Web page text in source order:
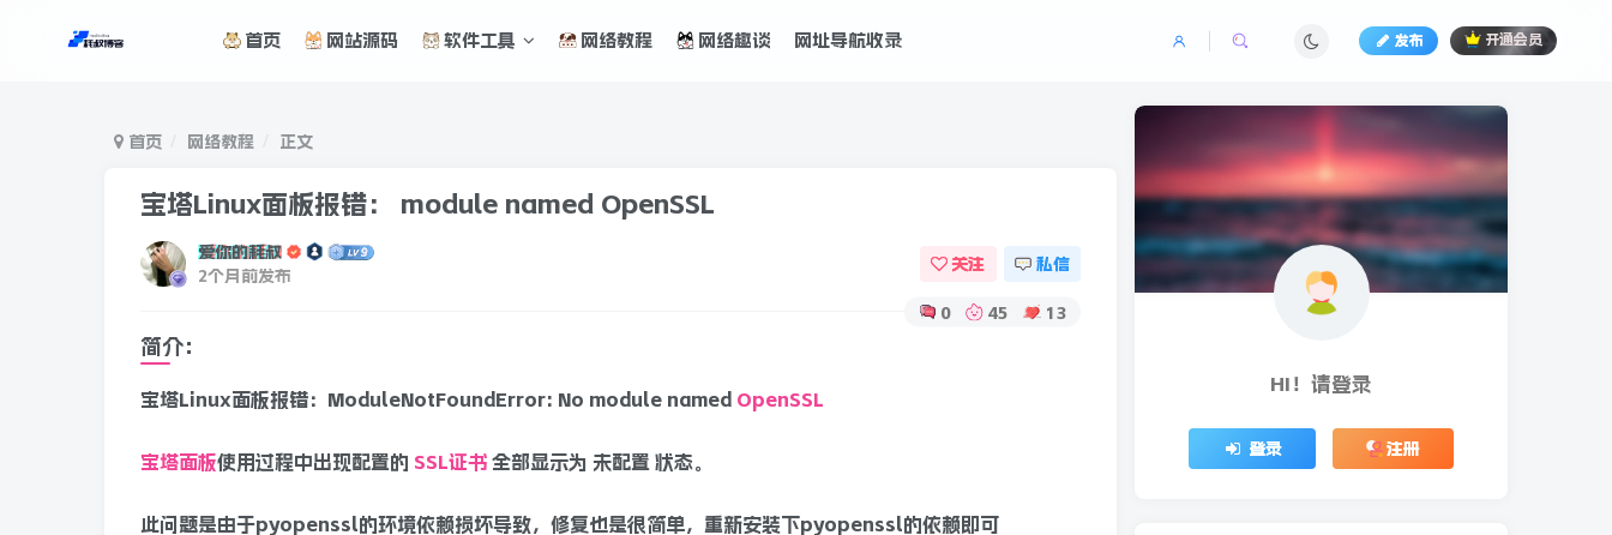
首页 网站源码 软件工具 网络教程 网络趣谈 网址导航收录 发布 开通会员
首页 网络教程 正文
宝塔Linux面板报错： module named OpenSSL
爱你的耗叔
2个月前发布
关注 私信
0 45 13
简介：
宝塔Linux面板报错：ModuleNotFoundError: No module named OpenSSL
宝塔面板使用过程中出现配置的 SSL证书 全部显示为 未配置 状态。
此问题是由于pyopenssl的环境依赖损坏导致，修复也是很简单，重新安装下pyopenssl的依赖即可
HI！请登录
登录 注册